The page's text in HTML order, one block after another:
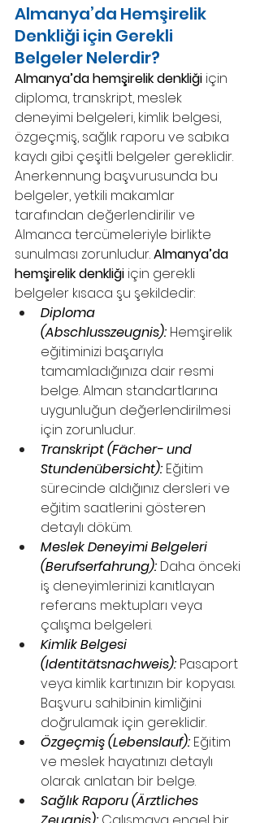
Almanya’da Hemşirelik
Denkliği için Gerekli
Belgeler Nelerdir?
Almanya’da hemşirelik denkliği için
diploma, transkript, meslek
deneyimi belgeleri, kimlik belgesi,
özgeçmiş, sağlık raporu ve sabıka
kaydı gibi çeşitli belgeler gereklidir.
Anerkennung başvurusunda bu
belgeler, yetkili makamlar
tarafından değerlendirilir ve
Almanca tercümeleriyle birlikte
sunulması zorunludur. Almanya’da
hemşirelik denkliği için gerekli
belgeler kısaca şu şekildedir:
Diploma
(Abschlusszeugnis): Hemşirelik
eğitiminizi başarıyla
tamamladığınıza dair resmi
belge. Alman standartlarına
uygunluğun değerlendirilmesi
için zorunludur.
Transkript (Fächer- und
Stundenübersicht): Eğitim
sürecinde aldığınız dersleri ve
eğitim saatlerini gösteren
detaylı döküm.
Meslek Deneyimi Belgeleri
(Berufserfahrung): Daha önceki
iş deneyimlerinizi kanıtlayan
referans mektupları veya
çalışma belgeleri.
Kimlik Belgesi
(Identitätsnachweis): Pasaport
veya kimlik kartınızın bir kopyası.
Başvuru sahibinin kimliğini
doğrulamak için gereklidir.
Özgeçmiş (Lebenslauf): Eğitim
ve meslek hayatınızı detaylı
olarak anlatan bir belge.
Sağlık Raporu (Ärztliches